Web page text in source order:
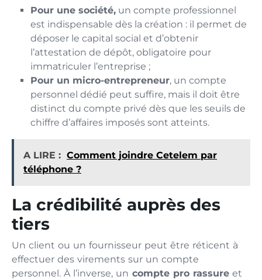
Pour une société, un compte professionnel
est indispensable dès la création : il permet de
déposer le capital social et d’obtenir
l’attestation de dépôt, obligatoire pour
immatriculer l’entreprise ;
Pour un micro-entrepreneur, un compte
personnel dédié peut suffire, mais il doit être
distinct du compte privé dès que les seuils de
chiffre d’affaires imposés sont atteints.
A LIRE : Comment joindre Cetelem par
téléphone ?
La crédibilité auprès des
tiers
Un client ou un fournisseur peut être réticent à
effectuer des virements sur un compte
personnel. À l’inverse, un compte pro rassure et